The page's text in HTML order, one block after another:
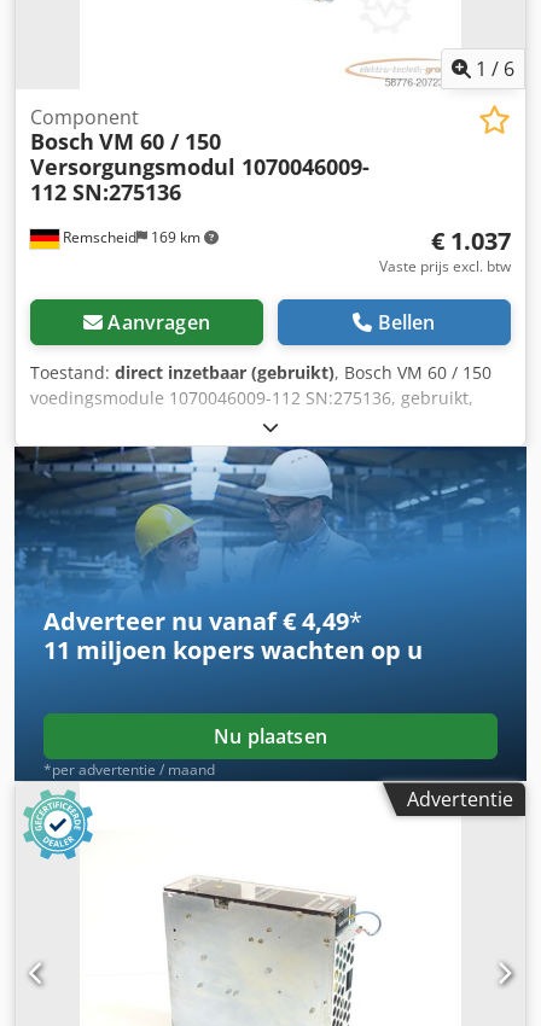
1 / 6
Remscheid 169 km
Component
Bosch VM 60 / 150
Versorgungsmodul 1070046009-
112 SN:275136
€ 1.037
Vaste prijs excl. btw
Aanvragen Bellen
Toestand: direct inzetbaar (gebruikt), Bosch VM 60 / 150
voedingsmodule 1070046009-112 SN:275136, gebruikt,
normale gebruikssporen, 100% functioneel, levering
volgens foto's Dwedpfex Eqzpox Ag Rsa
Adverteer nu vanaf € 4,49*
11 miljoen koperswachten op u
Nu plaatsen
*per advertentie / maand
Advertentie